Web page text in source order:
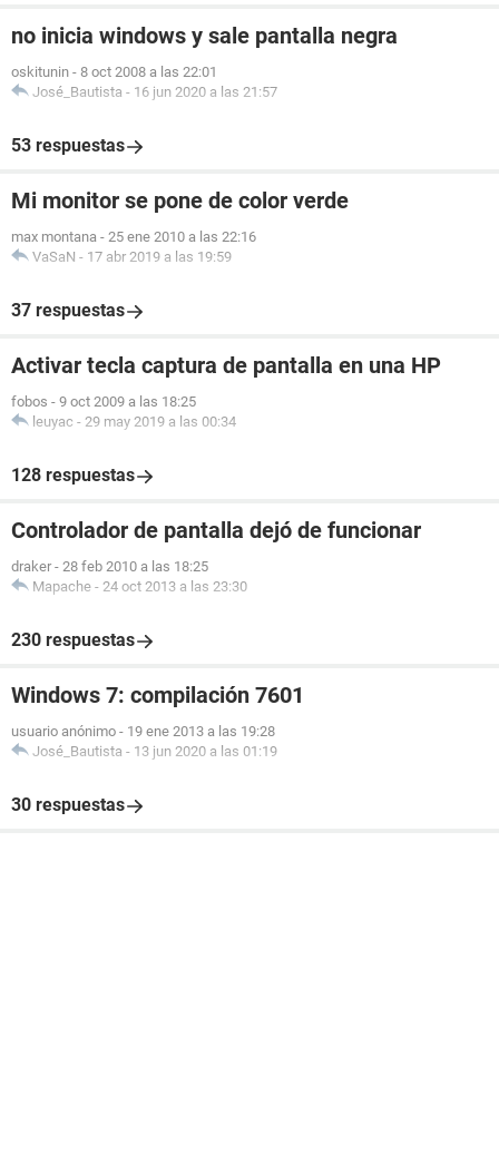
no inicia windows y sale pantalla negra
oskitunin - 8 oct 2008 a las 22:01
José_Bautista - 16 jun 2020 a las 21:57
53 respuestas
Mi monitor se pone de color verde
max montana - 25 ene 2010 a las 22:16
VaSaN - 17 abr 2019 a las 19:59
37 respuestas
Activar tecla captura de pantalla en una HP
fobos - 9 oct 2009 a las 18:25
leuyac - 29 may 2019 a las 00:34
128 respuestas
Controlador de pantalla dejó de funcionar
draker - 28 feb 2010 a las 18:25
Mapache - 24 oct 2013 a las 23:30
230 respuestas
Windows 7: compilación 7601
usuario anónimo - 19 ene 2013 a las 19:28
José_Bautista - 13 jun 2020 a las 01:19
30 respuestas